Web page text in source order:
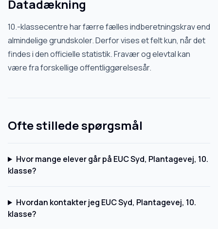
Datadækning
10.-klassecentre har færre fælles indberetningskrav end
almindelige grundskoler. Derfor vises et felt kun, når det
findes i den officielle statistik. Fravær og elevtal kan
være fra forskellige offentliggørelsesår.
Ofte stillede spørgsmål
Hvor mange elever går på EUC Syd, Plantagevej, 10.
klasse?
Hvordan kontakter jeg EUC Syd, Plantagevej, 10.
klasse?